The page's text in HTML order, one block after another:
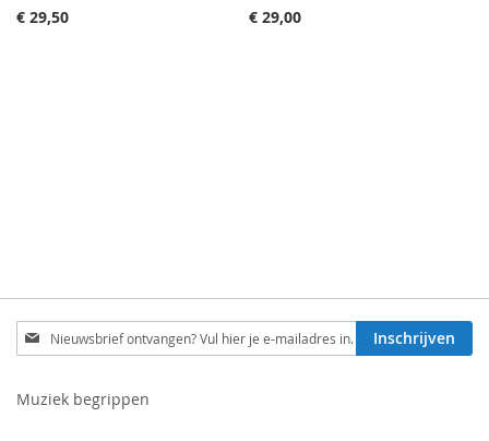
€ 29,50
€ 29,00
Schrijf
je
voor
Inschrijven
Muziek begrippen